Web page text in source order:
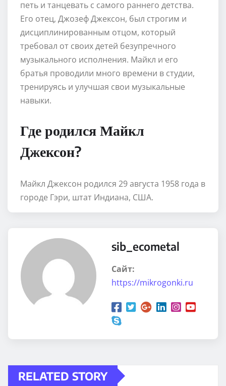
петь и танцевать с самого раннего детства.
Его отец, Джозеф Джексон, был строгим и
дисциплинированным отцом, который
требовал от своих детей безупречного
музыкального исполнения. Майкл и его
братья проводили много времени в студии,
тренируясь и улучшая свои музыкальные
навыки.
Где родился Майкл
Джексон?
Майкл Джексон родился 29 августа 1958 года в
городе Гэри, штат Индиана, США.
sib_ecometal
Сайт:
https://mikrogonki.ru
RELATED STORY